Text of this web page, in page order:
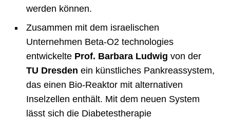
werden können.
Zusammen mit dem israelischen
Unternehmen Beta-O2 technologies
entwickelte Prof. Barbara Ludwig von der
TU Dresden ein künstliches Pankreassystem,
das einen Bio-Reaktor mit alternativen
Inselzellen enthält. Mit dem neuen System
lässt sich die Diabetestherapie